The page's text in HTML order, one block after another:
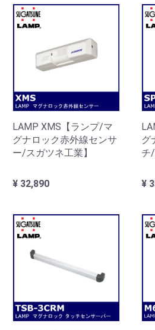
LAMP XMS【ランプ/マ
グナロック赤外線センサ
ー/スガツネ工業】
¥ 32,890
グ
チ
¥